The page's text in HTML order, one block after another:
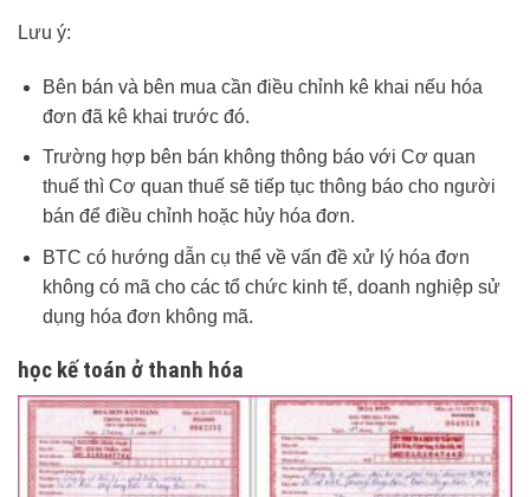
Lưu ý:
Bên bán và bên mua cần điều chỉnh kê khai nếu hóa
đơn đã kê khai trước đó.
Trường hợp bên bán không thông báo với Cơ quan
thuế thì Cơ quan thuế sẽ tiếp tục thông báo cho người
bán để điều chỉnh hoặc hủy hóa đơn.
BTC có hướng dẫn cụ thể về vấn đề xử lý hóa đơn
không có mã cho các tổ chức kinh tế, doanh nghiệp sử
dụng hóa đơn không mã.
học kế toán ở thanh hóa